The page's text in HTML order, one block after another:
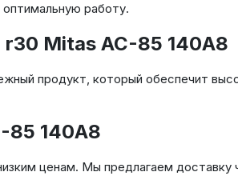
работу.
Mitas AC-85 140A8
продукт, который обеспечит
85 140A8
ценам. Мы предлагаем